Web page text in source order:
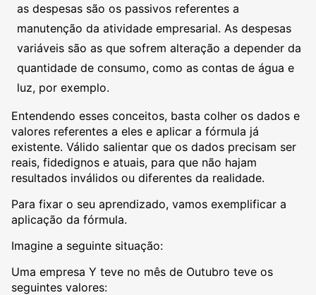
as despesas são os passivos referentes a
manutenção da atividade empresarial. As despesas
variáveis são as que sofrem alteração a depender da
quantidade de consumo, como as contas de água e
luz, por exemplo.
Entendendo esses conceitos, basta colher os dados e
valores referentes a eles e aplicar a fórmula já
existente. Válido salientar que os dados precisam ser
reais, fidedignos e atuais, para que não hajam
resultados inválidos ou diferentes da realidade.
Para fixar o seu aprendizado, vamos exemplificar a
aplicação da fórmula.
Imagine a seguinte situação:
Uma empresa Y teve no mês de Outubro teve os
seguintes valores: